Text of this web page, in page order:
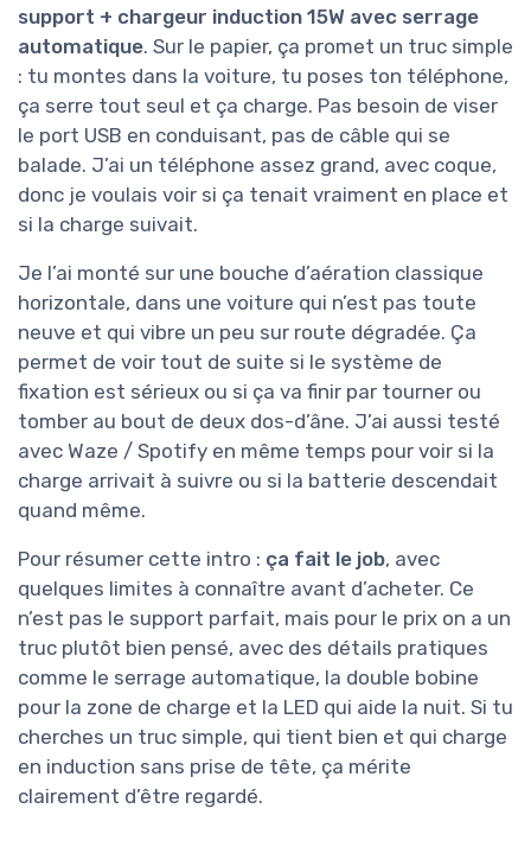
support + chargeur induction 15W avec serrage
automatique. Sur le papier, ça promet un truc simple
: tu montes dans la voiture, tu poses ton téléphone,
ça serre tout seul et ça charge. Pas besoin de viser
le port USB en conduisant, pas de câble qui se
balade. J’ai un téléphone assez grand, avec coque,
donc je voulais voir si ça tenait vraiment en place et
si la charge suivait.
Je l’ai monté sur une bouche d’aération classique
horizontale, dans une voiture qui n’est pas toute
neuve et qui vibre un peu sur route dégradée. Ça
permet de voir tout de suite si le système de
fixation est sérieux ou si ça va finir par tourner ou
tomber au bout de deux dos-d’âne. J’ai aussi testé
avec Waze / Spotify en même temps pour voir si la
charge arrivait à suivre ou si la batterie descendait
quand même.
Pour résumer cette intro : ça fait le job, avec
quelques limites à connaître avant d’acheter. Ce
n’est pas le support parfait, mais pour le prix on a un
truc plutôt bien pensé, avec des détails pratiques
comme le serrage automatique, la double bobine
pour la zone de charge et la LED qui aide la nuit. Si tu
cherches un truc simple, qui tient bien et qui charge
en induction sans prise de tête, ça mérite
clairement d’être regardé.